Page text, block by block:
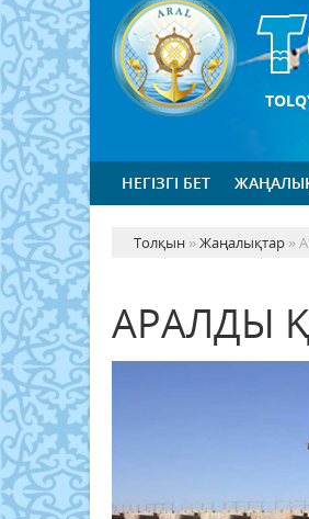
НЕГІЗГІ БЕТ
Толқын »Жаңалықтар »
АРАЛДЫ